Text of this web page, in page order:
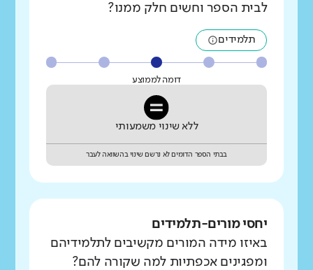
לבית הספר וחשים חלק ממנו?
תלמידים
דומה לממוצע
ללא שינוי משמעותי
בבתי הספר הדומים לא נרשם שינוי בהשוואה לעבר
יחסי מורים-תלמידים
באיזו מידה המורים מקשיבים לתלמידיהם
ומפגינים אכפתיות למה שקורה להם?